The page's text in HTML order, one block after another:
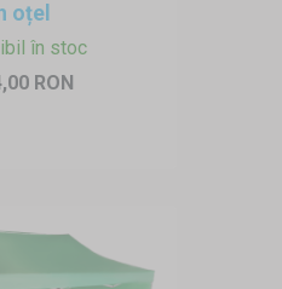
oțel
în stoc
RON